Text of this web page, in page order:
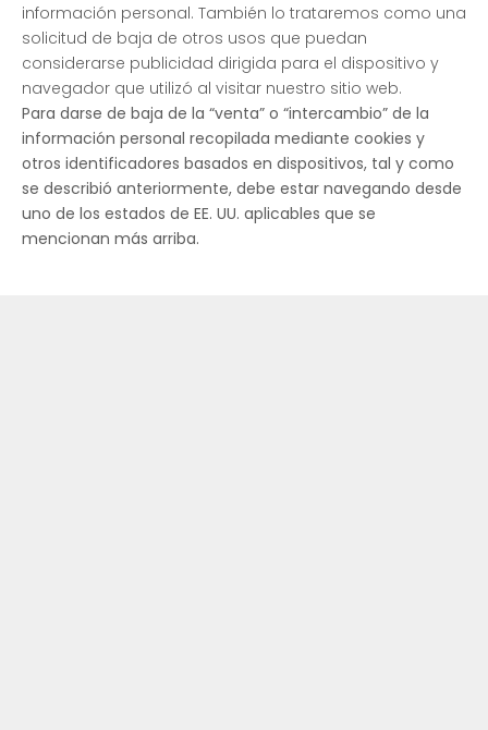
información personal. También lo trataremos como una
solicitud de baja de otros usos que puedan
considerarse publicidad dirigida para el dispositivo y
navegador que utilizó al visitar nuestro sitio web.
Para darse de baja de la “venta” o “intercambio” de la
información personal recopilada mediante cookies y
otros identificadores basados en dispositivos, tal y como
se describió anteriormente, debe estar navegando desde
uno de los estados de EE. UU. aplicables que se
mencionan más arriba.